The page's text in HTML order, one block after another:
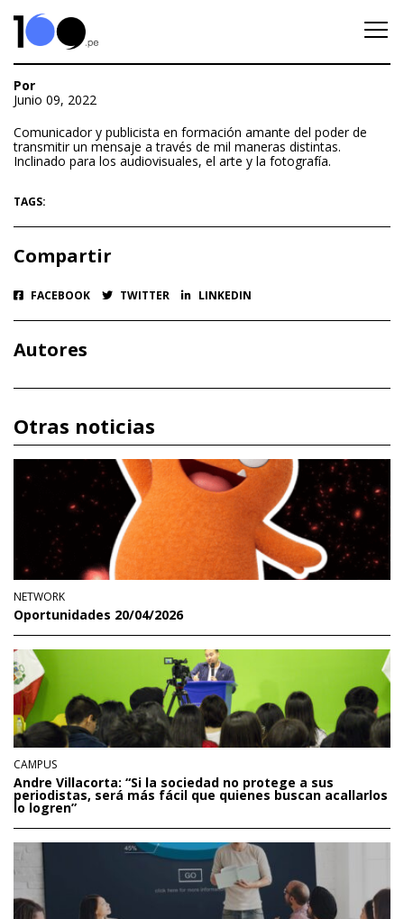
Por
Junio 09, 2022
Comunicador y publicista en formación amante del poder de
transmitir un mensaje a través de mil maneras distintas.
Inclinado para los audiovisuales, el arte y la fotografía.
TAGS:
Compartir
FACEBOOK TWITTER LINKEDIN
Autores
Otras noticias
NETWORK
Oportunidades 20/04/2026
CAMPUS
Andre Villacorta: “Si la sociedad no protege a sus
periodistas, será más fácil que quienes buscan acallarlos
lo logren”